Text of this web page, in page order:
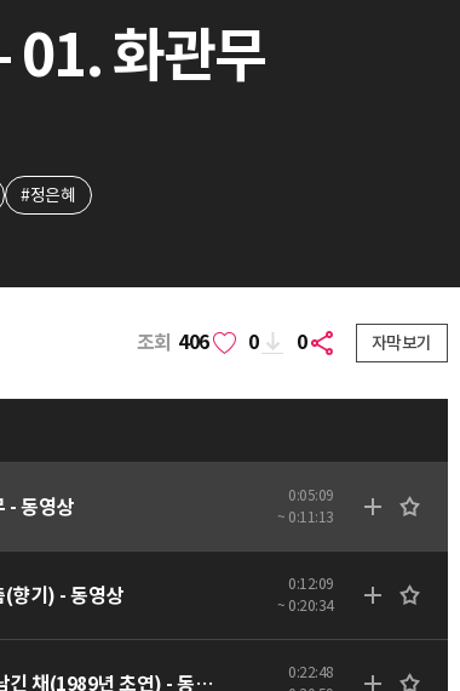
01. 화관무
#정은혜
조회 406 0 0 자막보기
- 동영상
0:05:09
~ 0:11:13
(향기) - 동영상
0:12:09
~ 0:20:34
03. 정을 남긴 채(1989년 초연) - 동영상
0:22:48